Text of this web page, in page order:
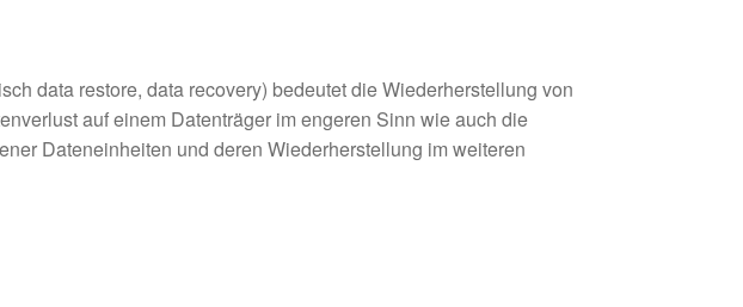
data restore, data recovery) bedeutet die Wiederherstellung von
auf einem Datenträger im engeren Sinn wie auch die
Dateneinheiten und deren Wiederherstellung im weiteren